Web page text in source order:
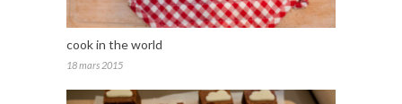
cook in the world
18 mars 2015